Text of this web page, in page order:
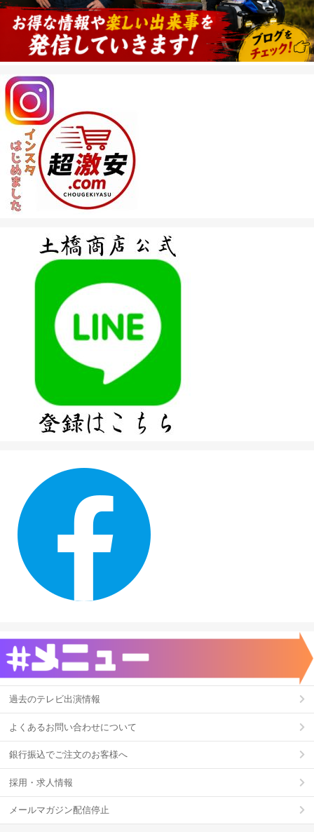
過去のテレビ出演情報
よくあるお問い合わせについて
銀行振込でご注文のお客様へ
採用・求人情報
メールマガジン配信停止